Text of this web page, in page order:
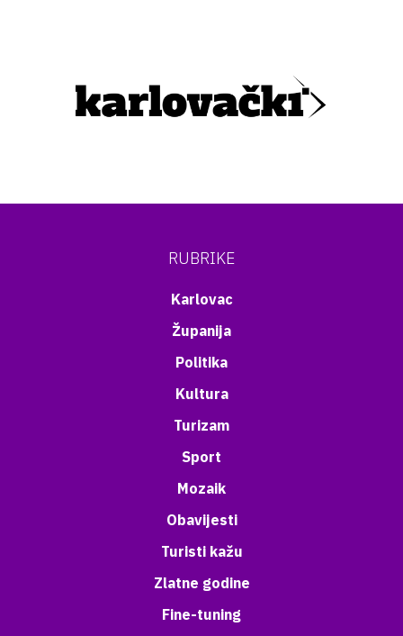
RUBRIKE
Karlovac
Županija
Politika
Kultura
Turizam
Sport
Mozaik
Obavijesti
Turisti kažu
Zlatne godine
Fine-tuning